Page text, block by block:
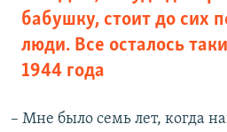
бабушку, стоит до сих
люди. Все осталось
1944 года
– Мне было семь лет, когда